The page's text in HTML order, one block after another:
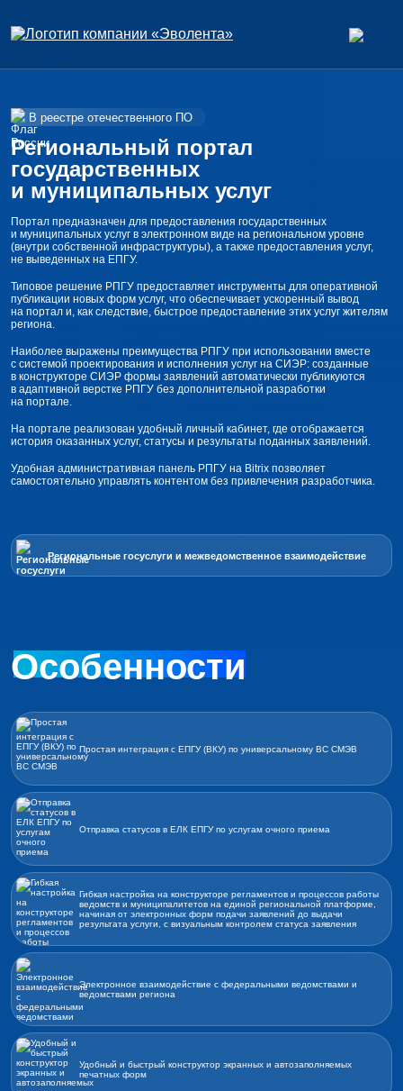
В реестре отечественного ПО
Региональный портал
государственных
и муниципальных услуг
Портал предназначен для предоставления государственных
и муниципальных услуг в электронном виде на региональном уровне
(внутри собственной инфраструктуры), а также предоставления услуг,
не выведенных на ЕПГУ.
Типовое решение РПГУ предоставляет инструменты для оперативной
публикации новых форм услуг, что обеспечивает ускоренный вывод
на портал и, как следствие, быстрое предоставление этих услуг жителям
региона.
Наиболее выражены преимущества РПГУ при использовании вместе
с системой проектирования и исполнения услуг на СИЭР: созданные
в конструкторе СИЭР формы заявлений автоматически публикуются
в адаптивной верстке РПГУ без дополнительной разработки
на портале.
На портале реализован удобный личный кабинет, где отображается
история оказанных услуг, статусы и результаты поданных заявлений.
Удобная административная панель РПГУ на Bitrix позволяет
самостоятельно управлять контентом без привлечения разработчика.
Региональные госуслуги и межведомственное взаимодействие
Особенности
Простая интеграция с ЕПГУ (ВКУ) по универсальному ВС СМЭВ
Отправка статусов в ЕЛК ЕПГУ по услугам очного приема
Гибкая настройка на конструкторе регламентов и процессов работы
ведомств и муниципалитетов на единой региональной платформе,
начиная от электронных форм подачи заявлений до выдачи
результата услуги, с визуальным контролем статуса заявления
Электронное взаимодействие с федеральными ведомствами и
ведомствами региона
Удобный и быстрый конструктор экранных и автозаполняемых
печатных форм